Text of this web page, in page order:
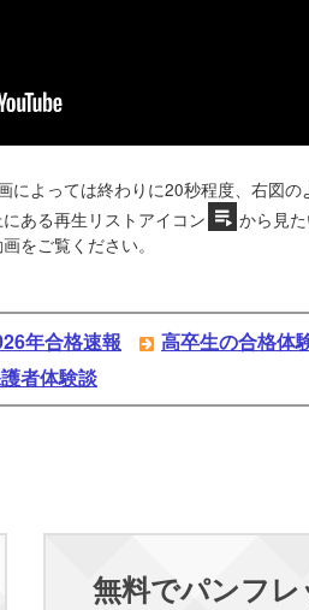
によっては終わりに20秒程度、右図
ある再生リストアイコン
から見
をご覧ください。
年合格速報 高卒生の合格体
者体験談
無料でパンフ